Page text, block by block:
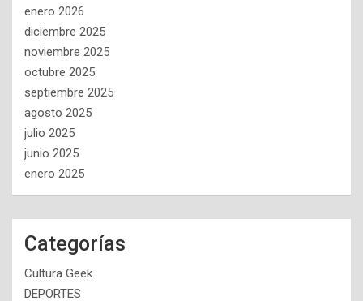
enero 2026
diciembre 2025
noviembre 2025
octubre 2025
septiembre 2025
agosto 2025
julio 2025
junio 2025
enero 2025
Categorías
Cultura Geek
DEPORTES